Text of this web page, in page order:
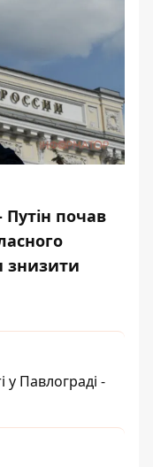
почав
знизити
у Павлограді -